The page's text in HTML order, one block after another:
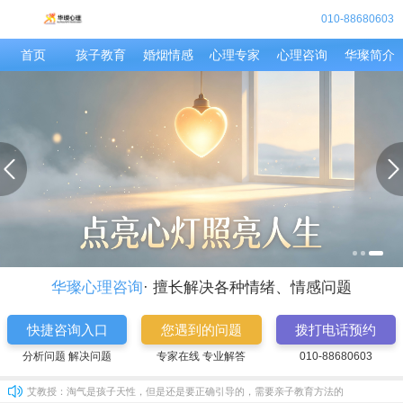
010-88680603
首页 孩子教育 婚烟情感 心理专家 心理咨询 华璨简介
华璨心理咨询· 擅长解决各种情绪、情感问题
快捷咨询入口
分析问题 解决问题
您遇到的问题
专家在线 专业解答
拨打电话预约
010-88680603
孩子读初中了，也是很抵触学习，说她也不听，愁人。
艾教授：
关于孩子厌学，有很多原因的，具体情况具体分析。可以拨打1
贾太太：
我和老公现在是七年之痒，简直是没话说，我也很郁闷，感觉越
华璨心：关于孩子考前焦虑有很多诱因，首先还是要释放孩子的心理负担
丁女士：女儿今年11岁了，变得比较叛逆，也是不好好学习，老师这孩
华璨心：
要多关注孩子内心想法，多和孩子沟通，不要产生隔阂，或者可
老师，我刚和女朋友分手，她现在也是不理我，我自己犯了错，
华璨心：感情都是自己争取的，既然还爱着，就要勇敢一点，加油
华璨心：妈妈都不容易，你这种想改变的想法是很好的。可以拨打199
韩女士：孩子现在初二，成绩一直处于中等，最忌开始喜欢玩游戏，怎么
艾教授： 淘气是孩子天性，但是还是要正确引导的，需要亲子教育方法的